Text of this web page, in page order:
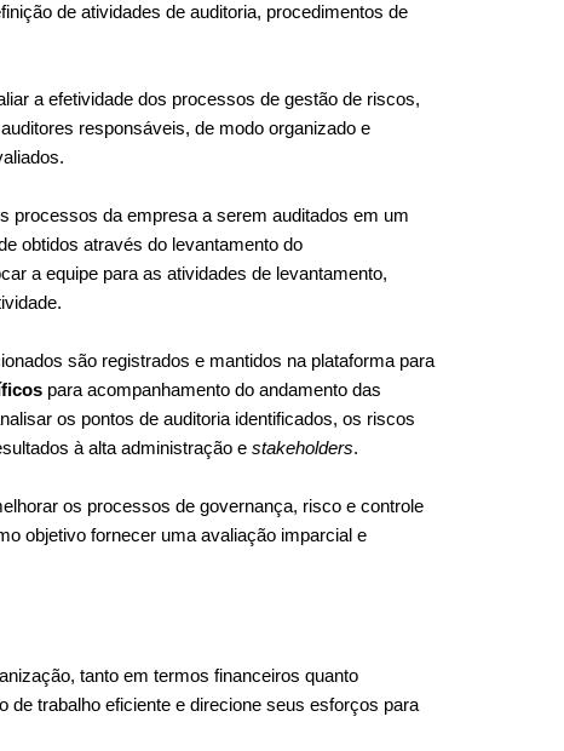
de atividades de auditoria, procedimentos de
a efetividade dos processos de gestão de riscos,
responsáveis, de modo organizado e
processos da empresa a serem auditados em um
obtidos através do levantamento do
a equipe para as atividades de levantamento,
são registrados e mantidos na plataforma para
para acompanhamento do andamento das
os pontos de auditoria identificados, os riscos
à alta administração e stakeholders.
os processos de governança, risco e controle
objetivo fornecer uma avaliação imparcial e
tanto em termos financeiros quanto
de trabalho eficiente e direcione seus esforços para